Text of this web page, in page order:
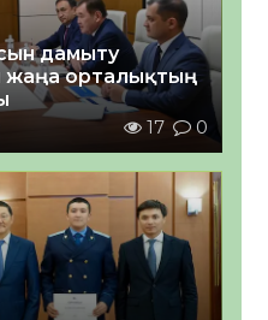
дамыту
жаңа орталықтың
17 0